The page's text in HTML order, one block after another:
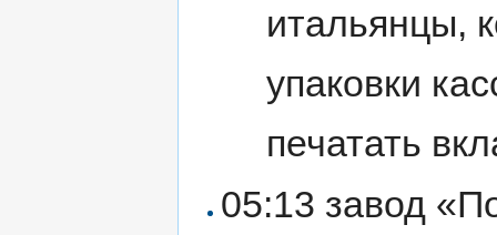
итальянцы,
упаковки
печатать
05:13 завод